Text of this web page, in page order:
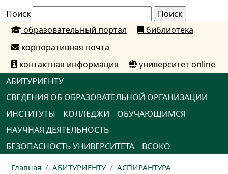
Поиск
образовательный портал
библиотека
корпоративная почта
контактная информация
университет online
АБИТУРИЕНТУ
СВЕДЕНИЯ ОБ ОБРАЗОВАТЕЛЬНОЙ ОРГАНИЗАЦИИ
ИНСТИТУТЫ
КОЛЛЕДЖИ
ОБУЧАЮЩИМСЯ
НАУЧНАЯ ДЕЯТЕЛЬНОСТЬ
БЕЗОПАСНОСТЬ УНИВЕРСИТЕТА
ВСОКО
Главная АБИТУРИЕНТУ АСПИРАНТУРА